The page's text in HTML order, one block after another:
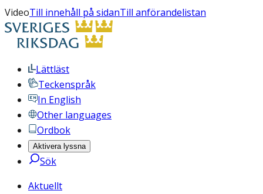
VideoTill innehåll på sidanTill anförandelistan
Lättläst
Teckenspråk
In English
Other languages
Ordbok
Aktivera lyssna
Sök
Aktuellt